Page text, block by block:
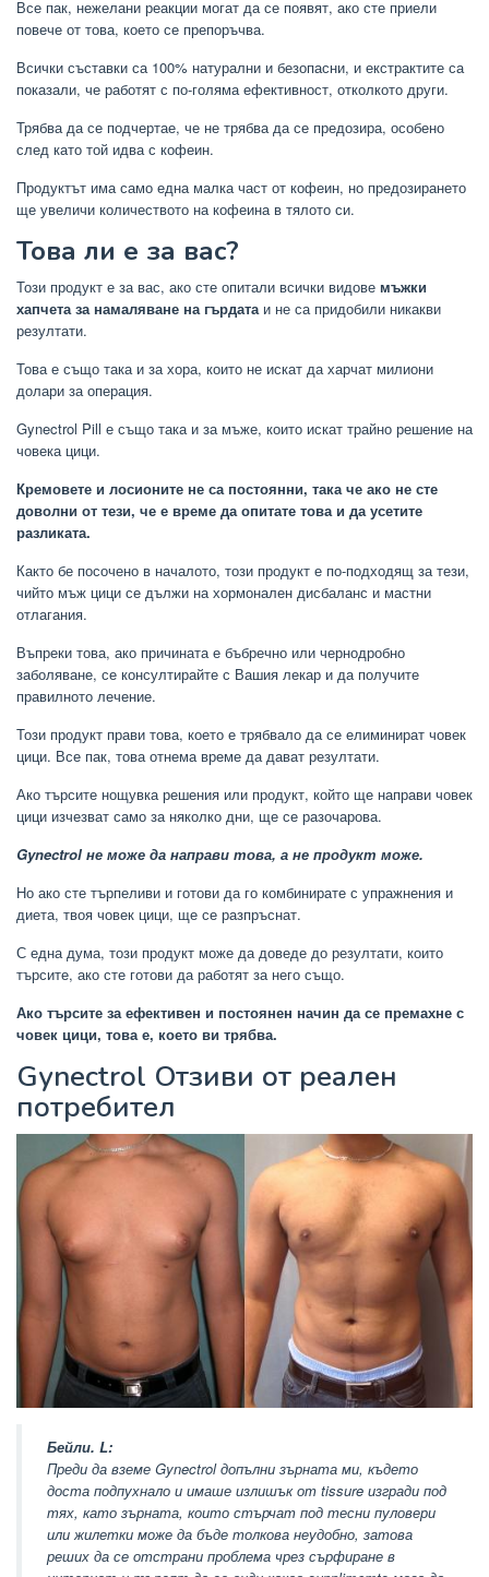
Все пак, нежелани реакции могат да се появят, ако сте приели
повече от това, което се препоръчва.
Всички съставки са 100% натурални и безопасни, и екстрактите са
показали, че работят с по-голяма ефективност, отколкото други.
Трябва да се подчертае, че не трябва да се предозира, особено
след като той идва с кофеин.
Продуктът има само една малка част от кофеин, но предозирането
ще увеличи количеството на кофеина в тялото си.
Това ли е за вас?
Този продукт е за вас, ако сте опитали всички видове мъжки
хапчета за намаляване на гърдата и не са придобили никакви
резултати.
Това е също така и за хора, които не искат да харчат милиони
долари за операция.
Gynectrol Pill е също така и за мъже, които искат трайно решение на
човека цици.
Кремовете и лосионите не са постоянни, така че ако не сте
доволни от тези, че е време да опитате това и да усетите
разликата.
Както бе посочено в началото, този продукт е по-подходящ за тези,
чийто мъж цици се дължи на хормонален дисбаланс и мастни
отлагания.
Въпреки това, ако причината е бъбречно или чернодробно
заболяване, се консултирайте с Вашия лекар и да получите
правилното лечение.
Този продукт прави това, което е трябвало да се елиминират човек
цици. Все пак, това отнема време да дават резултати.
Ако търсите нощувка решения или продукт, който ще направи човек
цици изчезват само за няколко дни, ще се разочарова.
Gynectrol не може да направи това, а не продукт може.
Но ако сте търпеливи и готови да го комбинирате с упражнения и
диета, твоя човек цици, ще се разпръснат.
С една дума, този продукт може да доведе до резултати, които
търсите, ако сте готови да работят за него също.
Ако търсите за ефективен и постоянен начин да се премахне с
човек цици, това е, което ви трябва.
Gynectrol Отзиви от реален
потребител
Бейли. L:
Преди да вземе Gynectrol допълни зърната ми, където
доста подпухнало и имаше излишък от tissure изгради под
тях, като зърната, които стърчат под тесни пуловери
или жилетки може да бъде толкова неудобно, затова
реших да се отстрани проблема чрез сърфиране в